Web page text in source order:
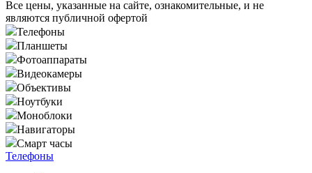
Все цены, указанные на сайте, ознакомительные, и не
являются публичной офертой
Телефоны
Планшеты
Фотоаппараты
Видеокамеры
Объективы
Ноутбуки
Моноблоки
Навигаторы
Смарт часы
Телефоны